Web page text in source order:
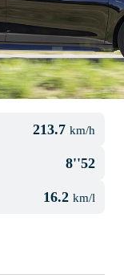
213.7 km/h
8''52
16.2 km/l